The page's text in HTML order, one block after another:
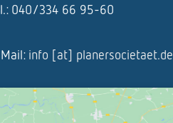
040/334 66 95-60
info [at] planersocietaet.de